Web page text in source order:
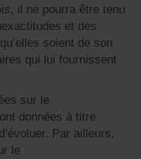
il ne pourra être tenu
et des
soient de son
qui lui fournissent
sur le
données à titre
Par ailleurs,
le